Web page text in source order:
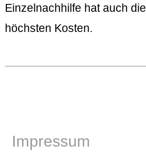
Einzelnachhilfe hat auch die
höchsten Kosten.
Impressum